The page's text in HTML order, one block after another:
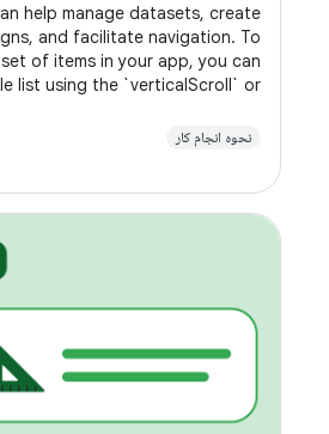
help manage datasets, create
and facilitate navigation. To
of items in your app, you can
list using the `verticalScroll` or
نحوه انجام کار